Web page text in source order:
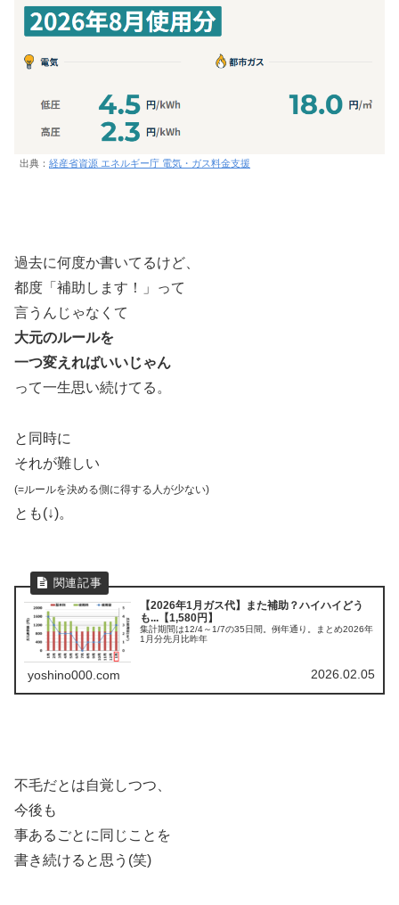
出典： 経産省資源 エネルギー庁 電気・ガス料金支援
過去に何度か書いてるけど、
都度「補助します！」って
言うんじゃなくて
大元のルールを
一つ変えればいいじゃん
って一生思い続けてる。
と同時に
それが難しい
(=ルールを決める側に得する人が少ない)
とも(↓)。
【2026年1月ガス代】また補助？ハイハイどう
も...【1,580円】
集計期間は12/4～1/7の35日間。例年通り。まとめ2026年
1月分先月比昨年
yoshino000.com 2026.02.05
不毛だとは自覚しつつ、
今後も
事あるごとに同じことを
書き続けると思う(笑)